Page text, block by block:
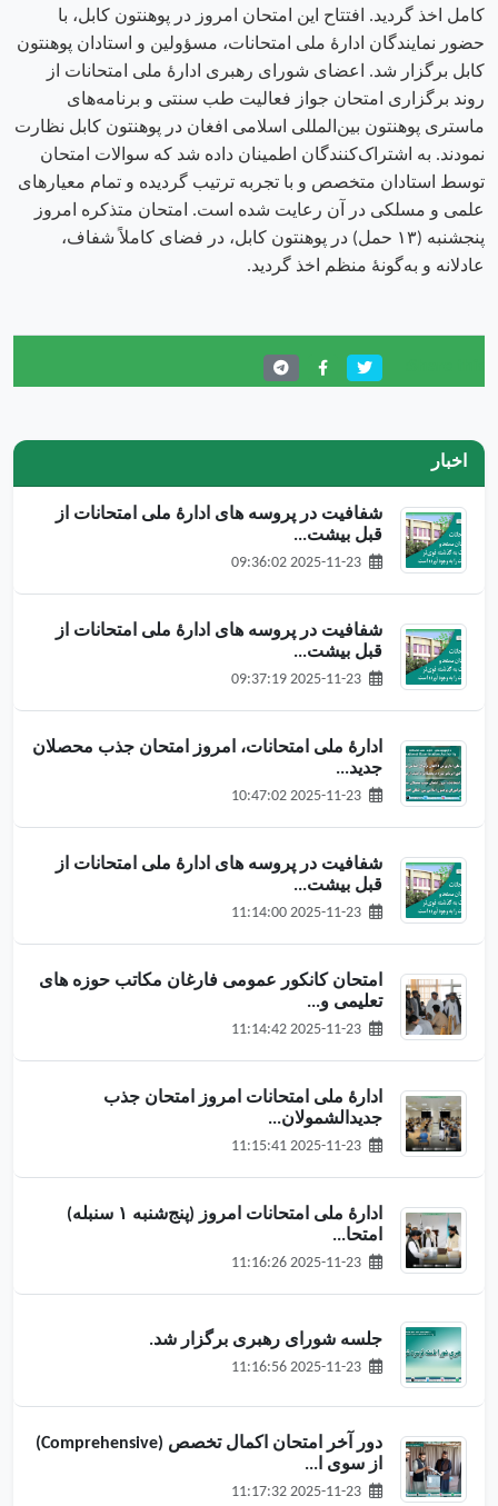
کامل اخذ گردید. افتتاح این امتحان امروز در پوهنتون کابل، با
حضور نمایندگان ادارهٔ ملی امتحانات، مسؤولین و استادان پوهنتون
کابل برگزار شد. اعضای شورای رهبری ادارهٔ ملی امتحانات از
روند برگزاری امتحان جواز فعالیت طب سنتی و برنامه‌های
ماستری پوهنتون بین‌المللی اسلامی افغان در پوهنتون کابل نظارت
نمودند. به اشتراک‌کنندگان اطمینان داده شد که سوالات امتحان
توسط استادان متخصص و با تجربه ترتیب گردیده و تمام معیارهای
علمی و مسلکی در آن رعایت شده است. امتحان متذکره امروز
پنجشنبه (۱۳ حمل) در پوهنتون کابل، در فضای کاملاً شفاف،
عادلانه و به‌گونهٔ منظم اخذ گردید.
اخبار
شفافیت در پروسه های ادارۀ ملی امتحانات از
قبل بیشت...
شفافیت در پروسه های ادارۀ ملی امتحانات از
قبل بیشت...
ادارهٔ ملی امتحانات، امروز امتحان جذب محصلان
جدید...
شفافیت در پروسه های ادارۀ ملی امتحانات از
قبل بیشت...
امتحان کانکور عمومی فارغان مکاتب حوزه های
تعلیمی و...
ادارهٔ ملی امتحانات امروز امتحان جذب
جدیدالشمولان...
ادارهٔ ملی امتحانات امروز (پنج‌شنبه ۱ سنبله)
امتحا...
جلسه شورای رهبری برگزار شد.
دور آخر امتحان اکمال تخصص (Comprehensive)
از سوی ا...